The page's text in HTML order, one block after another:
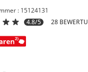
: 15124131
4.8/5
28